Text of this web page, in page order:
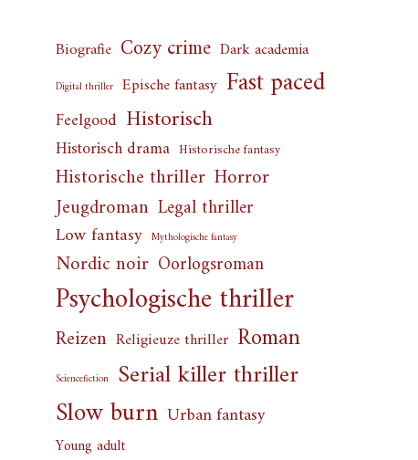
Biografie Cozy crime Dark academia
Digital thriller Epische fantasy Fast paced
Feelgood Historisch
Historisch drama Historische fantasy
Historische thriller Horror
Jeugdroman Legal thriller
Low fantasy Mythologische fantasy
Nordic noir Oorlogsroman
Psychologische thriller
Reizen Religieuze thriller Roman
Sciencefiction Serial killer thriller
Slow burn Urban fantasy
Young adult